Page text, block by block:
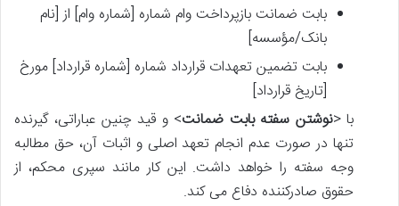
بابت ضمانت بازپرداخت وام شماره [شماره وام] از [نام
بانک/مؤسسه]
بابت تضمین تعهدات قرارداد شماره [شماره قرارداد] مورخ
[تاریخ قرارداد]
با <نوشتن سفته بابت ضمانت> و قید چنین عباراتی، گیرنده
تنها در صورت عدم انجام تعهد اصلی و اثبات آن، حق مطالبه
وجه سفته را خواهد داشت. این کار مانند سپری محکم، از
حقوق صادرکننده دفاع می کند.